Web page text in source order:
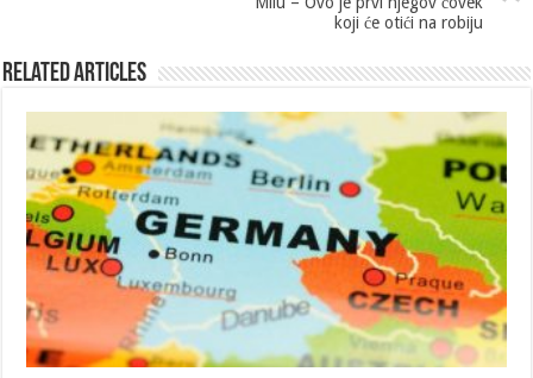
koji će otići na robiju
Related Articles